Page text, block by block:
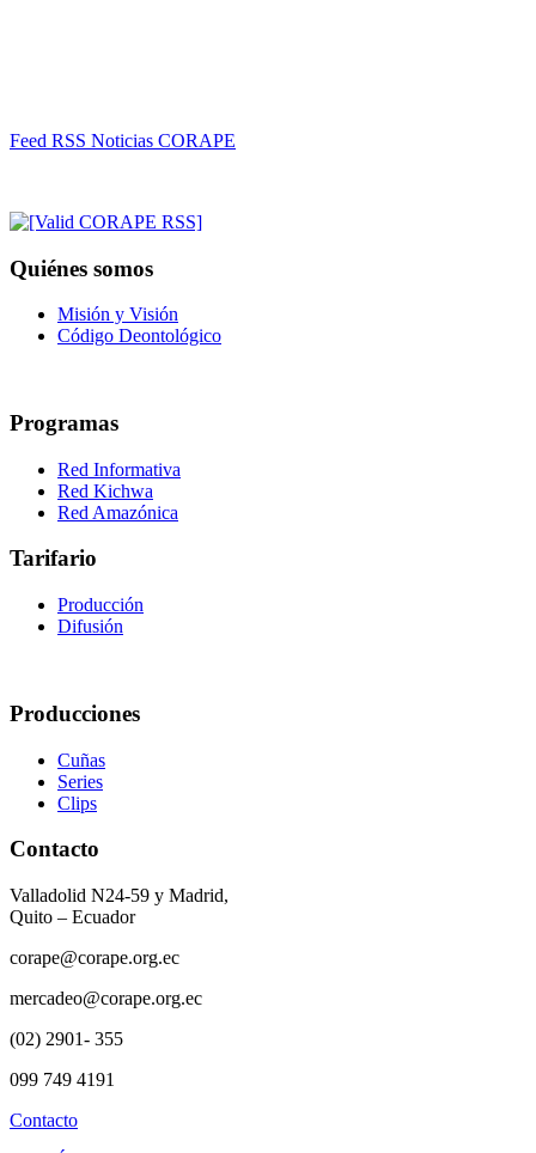
Feed RSS Noticias CORAPE
Quiénes somos
Misión y Visión
Código Deontológico
Programas
Red Informativa
Red Kichwa
Red Amazónica
Tarifario
Producción
Difusión
Producciones
Cuñas
Series
Clips
Contacto
Valladolid N24-59 y Madrid,
Quito – Ecuador
corape@corape.org.ec
mercadeo@corape.org.ec
(02) 2901- 355
099 749 4191
Contacto